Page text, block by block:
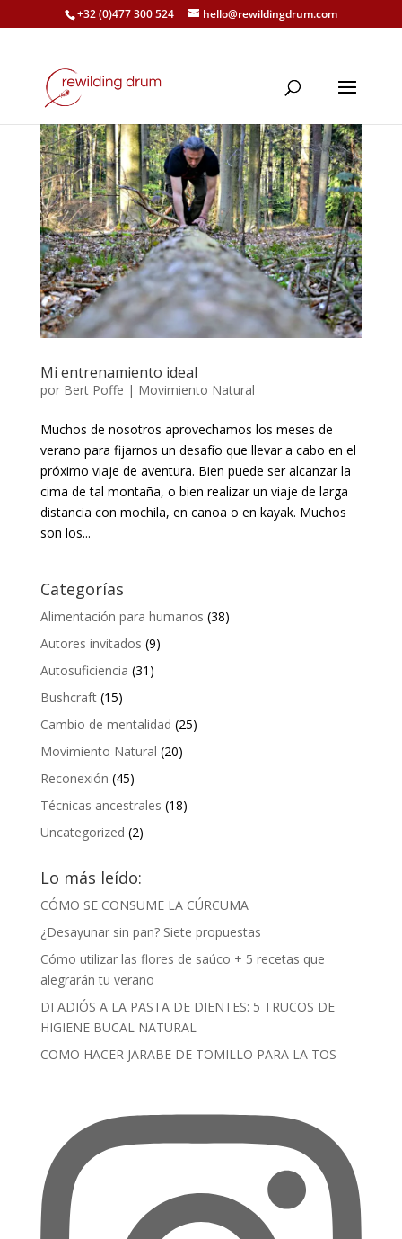
+32 (0)477 300 524 hello@rewildingdrum.com
Mi entrenamiento ideal
por Bert Poffe | Movimiento Natural
Muchos de nosotros aprovechamos los meses de
verano para fijarnos un desafío que llevar a cabo en el
próximo viaje de aventura. Bien puede ser alcanzar la
cima de tal montaña, o bien realizar un viaje de larga
distancia con mochila, en canoa o en kayak. Muchos
son los...
Categorías
Alimentación para humanos (38)
Autores invitados (9)
Autosuficiencia (31)
Bushcraft(15)
Cambio de mentalidad (25)
Movimiento Natural (20)
Reconexión (45)
Técnicas ancestrales (18)
Uncategorized (2)
Lo más leído:
CÓMO SE CONSUME LA CÚRCUMA
¿Desayunar sin pan? Siete propuestas
Cómo utilizar las flores de saúco + 5 recetas que
alegrarán tu verano
DI ADIÓS A LA PASTA DE DIENTES: 5 TRUCOS DE
HIGIENE BUCAL NATURAL
COMO HACER JARABE DE TOMILLO PARA LA TOS